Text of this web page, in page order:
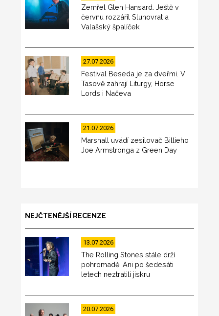
Zemřel Glen Hansard. Ještě v
červnu rozzářil Slunovrat a
Valašský špalíček
27.07.2026
Festival Beseda je za dveřmi. V
Tasově zahrají Liturgy, Horse
Lords i Načeva
21.07.2026
Marshall uvádí zesilovač Billieho
Joe Armstronga z Green Day
NEJČTENĚJŠÍ RECENZE
13.07.2026
The Rolling Stones stále drží
pohromadě. Ani po šedesáti
letech neztratili jiskru
20.07.2026